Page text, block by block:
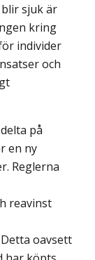
sjuk är
kring
individer
och
på
en ny
Reglerna
reavinst
oavsett